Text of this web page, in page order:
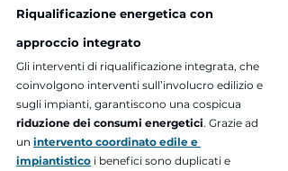
Riqualificazione energetica con
approccio integrato
Gli interventi di riqualificazione integrata, che
coinvolgono interventi sull’involucro edilizio e
sugli impianti, garantiscono una cospicua
riduzione dei consumi energetici. Grazie ad
un intervento coordinato edile e
impiantistico i benefici sono duplicati e